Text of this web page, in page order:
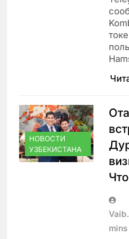
НОВОСТИ
УЗБЕКИСТАНА
mins